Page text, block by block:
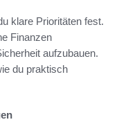
klare Prioritäten fest.
Finanzen
aufzubauen.
du praktisch